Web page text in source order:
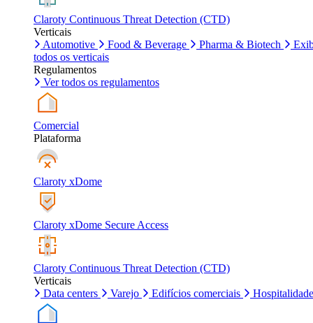
Claroty Continuous Threat Detection (CTD)
Verticais
Automotive
Food & Beverage Pharma & Biotech
todos os verticais
Regulamentos
Ver todos os regulamentos
Comercial
Plataforma
Claroty xDome
Claroty xDome Secure Access
Claroty Continuous Threat Detection (CTD)
Verticais
Data centers
Varejo Edifícios comerciais Hospitalidade